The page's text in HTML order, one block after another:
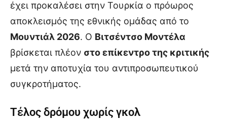
έχει προκαλέσει στην Τουρκία ο πρόωρος
αποκλεισμός της εθνικής ομάδας από το
Μουντιάλ 2026. Ο Βιτσέντσο Μοντέλα
βρίσκεται πλέον στο επίκεντρο της κριτικής
μετά την αποτυχία του αντιπροσωπευτικού
συγκροτήματος.
Τέλος δρόμου χωρίς γκολ